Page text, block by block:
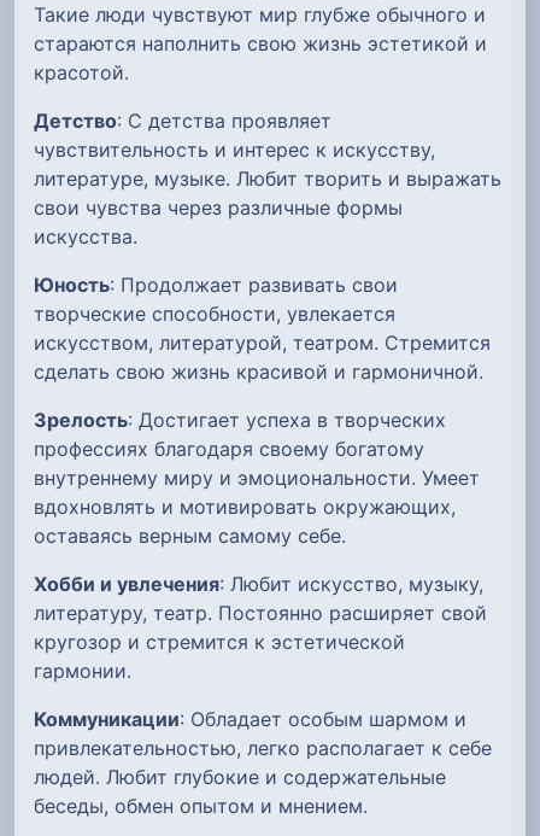
Такие люди чувствуют мир глубже обычного и
стараются наполнить свою жизнь эстетикой и
красотой.
Детство: С детства проявляет
чувствительность и интерес к искусству,
литературе, музыке. Любит творить и выражать
свои чувства через различные формы
искусства.
Юность: Продолжает развивать свои
творческие способности, увлекается
искусством, литературой, театром. Стремится
сделать свою жизнь красивой и гармоничной.
Зрелость: Достигает успеха в творческих
профессиях благодаря своему богатому
внутреннему миру и эмоциональности. Умеет
вдохновлять и мотивировать окружающих,
оставаясь верным самому себе.
Хобби и увлечения: Любит искусство, музыку,
литературу, театр. Постоянно расширяет свой
кругозор и стремится к эстетической
гармонии.
Коммуникации: Обладает особым шармом и
привлекательностью, легко располагает к себе
людей. Любит глубокие и содержательные
беседы, обмен опытом и мнением.